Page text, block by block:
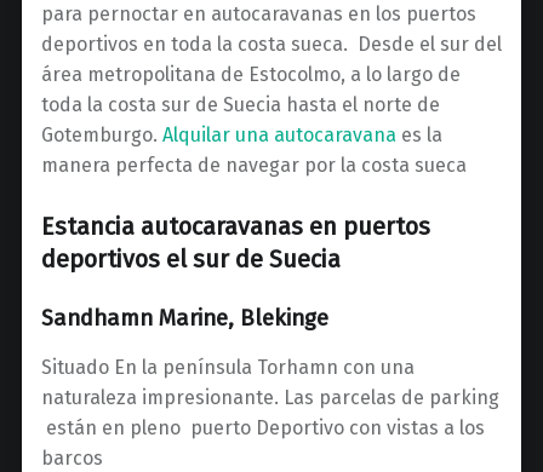
para pernoctar en autocaravanas en los puertos
deportivos en toda la costa sueca. Desde el sur del
área metropolitana de Estocolmo, a lo largo de
toda la costa sur de Suecia hasta el norte de
Gotemburgo. Alquilar una autocaravana es la
manera perfecta de navegar por la costa sueca
Estancia autocaravanas en puertos
deportivos el sur de Suecia
Sandhamn Marine, Blekinge
Situado En la península Torhamn con una
naturaleza impresionante. Las parcelas de parking
están en pleno puerto Deportivo con vistas a los
barcos